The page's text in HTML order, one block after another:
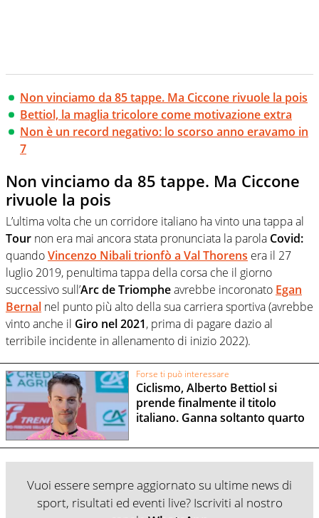
Non vinciamo da 85 tappe. Ma Ciccone rivuole la pois
Bettiol, la maglia tricolore come motivazione extra
Non è un record negativo: lo scorso anno eravamo in
7
Non vinciamo da 85 tappe. Ma Ciccone
rivuole la pois
L’ultima volta che un corridore italiano ha vinto una tappa al
Tour non era mai ancora stata pronunciata la parola Covid:
quandoVincenzo Nibali trionfò a Val Thorens era il 27
luglio 2019, penultima tappa della corsa che il giorno
successivo sull’Arc de Triompheavrebbe incoronato Egan
Bernal nel punto più alto della sua carriera sportiva (avrebbe
vinto anche il Giro nel 2021, prima di pagare dazio al
terribile incidente in allenamento di inizio 2022).
Forse ti può interessare
Ciclismo, Alberto Bettiol si
prende finalmente il titolo
italiano. Ganna soltanto quarto
Vuoi essere sempre aggiornato su ultime news di
sport, risultati ed eventi live? Iscriviti al nostro